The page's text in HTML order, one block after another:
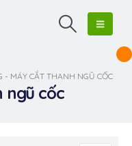
- MÁY CẮT THANH NGŨ CỐC
ngũ cốc